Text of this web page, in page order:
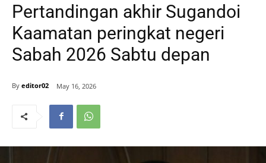
Pertandingan akhir Sugandoi
Kaamatan peringkat negeri
Sabah 2026 Sabtu depan
By editor02 May 16, 2026